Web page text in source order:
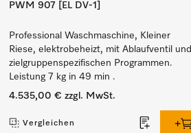
PWM 907 [EL DV-1]
Professional Waschmaschine, Kleiner
Riese, elektrobeheizt, mit Ablaufventil und
zielgruppenspezifischen Programmen.
Leistung 7 kg in 49 min .
4.535,00 € zzgl. MwSt.
Vergleichen